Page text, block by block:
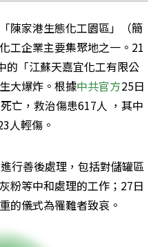
陳家港生態化工園區」（簡
工企業主要集聚地之一。21
的「江蘇天嘉宜化工有限公
大爆炸。根據中共官方25日
亡，救治傷患617人 ，其中
人輕傷。
行善後處理，包括對儲罐區
粉等中和處理的工作；27日
的儀式為罹難者致哀。